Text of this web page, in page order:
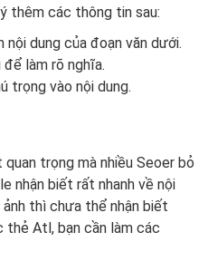
thêm các thông tin sau:
nội dung của đoạn văn dưới.
để làm rõ nghĩa.
trọng vào nội dung.
trọng mà nhiều Seoer bỏ
nhận biết rất nhanh về nội
ảnh thì chưa thể nhận biết
Atl, bạn cần làm các